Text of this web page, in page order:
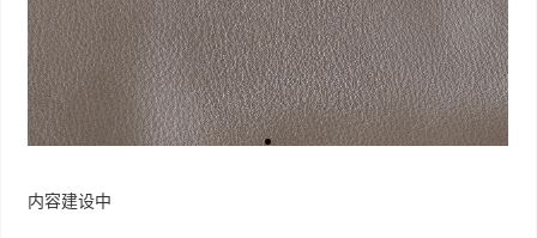
内容建设中